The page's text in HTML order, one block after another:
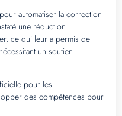
automatiser la correction
une réduction
ce qui leur a permis de
un soutien
pour les
des compétences pour